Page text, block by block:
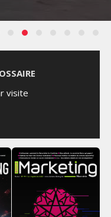
visite